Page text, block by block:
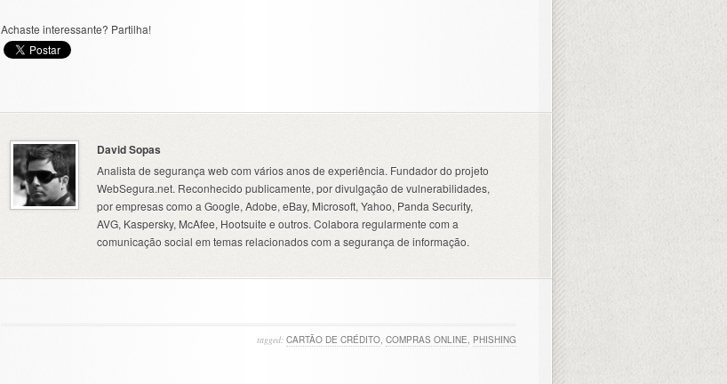
Achaste interessante? Partilha!
David Sopas
Analista de segurança web com vários anos de experiência. Fundador do projeto
WebSegura.net. Reconhecido publicamente, por divulgação de vulnerabilidades,
por empresas como a Google, Adobe, eBay, Microsoft, Yahoo, Panda Security,
AVG, Kaspersky, McAfee, Hootsuite e outros. Colabora regularmente com a
comunicação social em temas relacionados com a segurança de informação.
tagged: CARTÃO DE CRÉDITO, COMPRAS ONLINE, PHISHING